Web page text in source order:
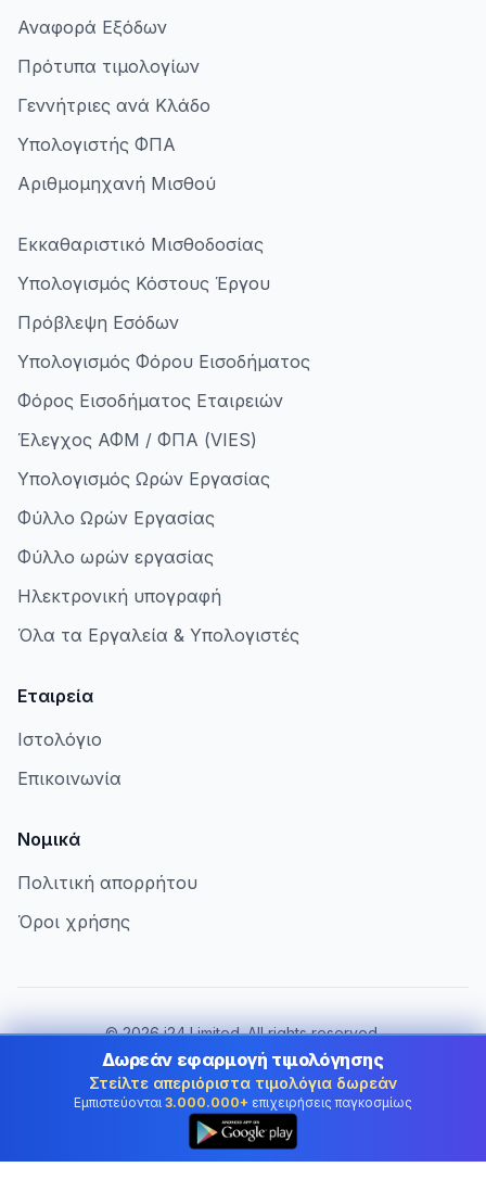
Αναφορά Εξόδων
Πρότυπα τιμολογίων
Γεννήτριες ανά Κλάδο
Υπολογιστής ΦΠΑ
Αριθμομηχανή Μισθού
Εκκαθαριστικό Μισθοδοσίας
Υπολογισμός Κόστους Έργου
Πρόβλεψη Εσόδων
Υπολογισμός Φόρου Εισοδήματος
Φόρος Εισοδήματος Εταιρειών
Έλεγχος ΑΦΜ / ΦΠΑ (VIES)
Υπολογισμός Ωρών Εργασίας
Φύλλο Ωρών Εργασίας
Φύλλο ωρών εργασίας
Ηλεκτρονική υπογραφή
Όλα τα Εργαλεία & Υπολογιστές
Εταιρεία
Ιστολόγιο
Επικοινωνία
Νομικά
Πολιτική απορρήτου
Όροι χρήσης
©2026i24 Limited. All rights reserved.
Εξυπηρετώντας επιχειρήσεις στην Greece
Αλλαγή χώρας:
Greece
Δωρεάν εφαρμογή τιμολόγησης
Στείλτε απεριόριστα τιμολόγια δωρεάν
Εμπιστεύονται 3.000.000+ επιχειρήσεις παγκοσμίως